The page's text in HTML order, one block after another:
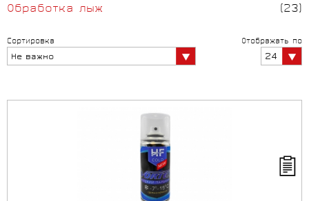
Обработка лыж (23)
Сортировка
Не важно
Отображать по
24